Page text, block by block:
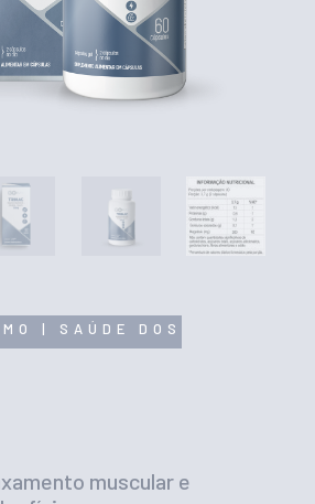
| SAÚDE DOS
muscular e